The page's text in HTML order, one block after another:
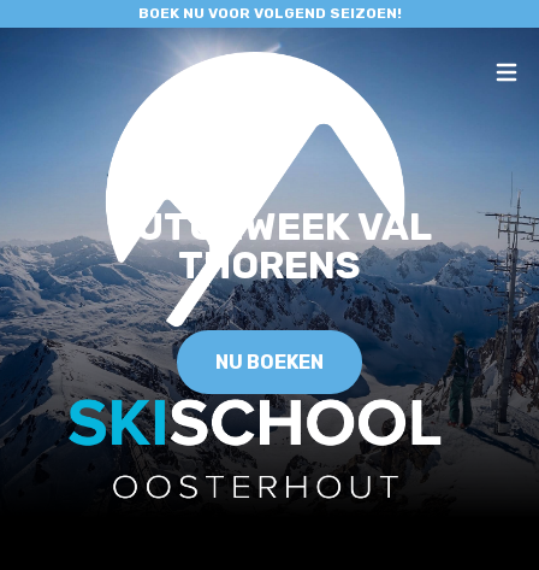
BOEK NU VOOR VOLGEND SEIZOEN!
DUTCHWEEK VAL
THORENS
NU BOEKEN